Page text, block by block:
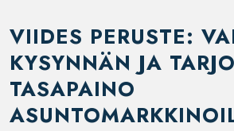
VIIDES PERUSTE:
KYSYNNÄN JA
TASAPAINO